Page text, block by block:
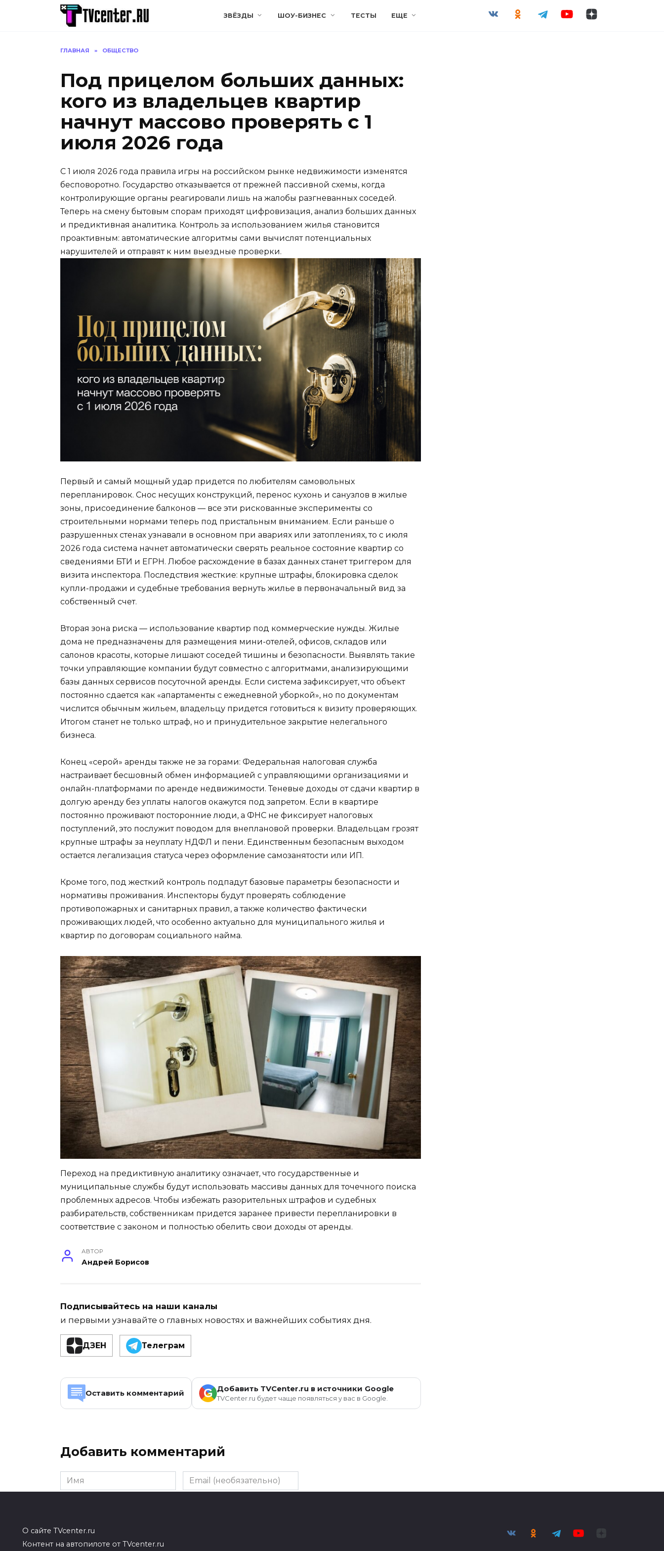
ЗВЁЗДЫ ШОУ-БИЗНЕС ТЕСТЫ ЕЩЕ
ГЛАВНАЯ » ОБЩЕСТВО
Под прицелом больших данных:
кого из владельцев квартир
начнут массово проверять с 1
июля 2026 года
С 1 июля 2026 года правила игры на российском рынке недвижимости изменятся
бесповоротно. Государство отказывается от прежней пассивной схемы, когда
контролирующие органы реагировали лишь на жалобы разгневанных соседей.
Теперь на смену бытовым спорам приходят цифровизация, анализ больших данных
и предиктивная аналитика. Контроль за использованием жилья становится
проактивным: автоматические алгоритмы сами вычислят потенциальных
нарушителей и отправят к ним выездные проверки.
Первый и самый мощный удар придется по любителям самовольных
перепланировок. Снос несущих конструкций, перенос кухонь и санузлов в жилые
зоны, присоединение балконов — все эти рискованные эксперименты со
строительными нормами теперь под пристальным вниманием. Если раньше о
разрушенных стенах узнавали в основном при авариях или затоплениях, то с июля
2026 года система начнет автоматически сверять реальное состояние квартир со
сведениями БТИ и ЕГРН. Любое расхождение в базах данных станет триггером для
визита инспектора. Последствия жесткие: крупные штрафы, блокировка сделок
купли-продажи и судебные требования вернуть жилье в первоначальный вид за
собственный счет.
Вторая зона риска — использование квартир под коммерческие нужды. Жилые
дома не предназначены для размещения мини-отелей, офисов, складов или
салонов красоты, которые лишают соседей тишины и безопасности. Выявлять такие
точки управляющие компании будут совместно с алгоритмами, анализирующими
базы данных сервисов посуточной аренды. Если система зафиксирует, что объект
постоянно сдается как «апартаменты с ежедневной уборкой», но по документам
числится обычным жильем, владельцу придется готовиться к визиту проверяющих.
Итогом станет не только штраф, но и принудительное закрытие нелегального
бизнеса.
Конец «серой» аренды также не за горами: Федеральная налоговая служба
настраивает бесшовный обмен информацией с управляющими организациями и
онлайн-платформами по аренде недвижимости. Теневые доходы от сдачи квартир в
долгую аренду без уплаты налогов окажутся под запретом. Если в квартире
постоянно проживают посторонние люди, а ФНС не фиксирует налоговых
поступлений, это послужит поводом для внеплановой проверки. Владельцам грозят
крупные штрафы за неуплату НДФЛ и пени. Единственным безопасным выходом
остается легализация статуса через оформление самозанятости или ИП.
Кроме того, под жесткий контроль подпадут базовые параметры безопасности и
нормативы проживания. Инспекторы будут проверять соблюдение
противопожарных и санитарных правил, а также количество фактически
проживающих людей, что особенно актуально для муниципального жилья и
квартир по договорам социального найма.
Переход на предиктивную аналитику означает, что государственные и
муниципальные службы будут использовать массивы данных для точечного поиска
проблемных адресов. Чтобы избежать разорительных штрафов и судебных
разбирательств, собственникам придется заранее привести перепланировки в
соответствие с законом и полностью обелить свои доходы от аренды.
АВТОР
Андрей Борисов
Подписывайтесь на наши каналы
и первыми узнавайте о главных новостях и важнейших событиях дня.
ДЗЕН Телеграм
Оставить комментарий G Добавить TVCenter.ru в источники Google
TVCenter.ru будет чаще появляться у вас в Google.
Добавить комментарий
Имя
Email
(необязательно)
О сайте TVcenter.ru
Контент на автопилоте от TVcenter.ru